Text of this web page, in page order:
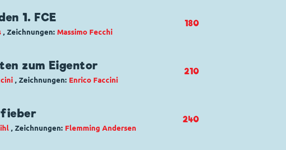
,Micky Maus
Story
13.04.1986
1. FCE
, Zeichnungen: Massimo Fecchi
Duck
Games
22.06.2004
180
zum Eigentor
, Zeichnungen: Enrico Faccini
Düsentrieb
quando il pallone fa bum
210
, Zeichnungen: Flemming Andersen
240